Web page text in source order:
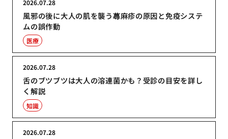
風邪の後に大人の肌を襲う蕁麻疹の原因と免疫システ
ムの誤作動
2026.07.28
医療
舌のブツブツは大人の溶連菌かも？受診の目安を詳し
く解説
2026.07.28
知識
2026.07.28